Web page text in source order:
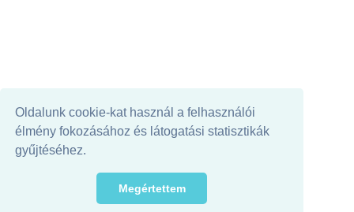
Oldalunk cookie-kat használ a felhasználói
élmény fokozásához és látogatási statisztikák
gyűjtéséhez.
Megértettem